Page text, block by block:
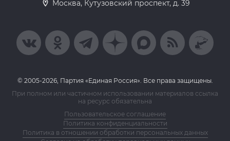
Москва, Кутузовский проспект, д. 39
© 2005-2026, Партия «Единая Россия». Все права защищены.
При полном или частичном использовании материалов ссылка
на ресурс обязательна
Пользовательское соглашение
Политика конфиденциальности
Политика в отношении обработки персональных данных